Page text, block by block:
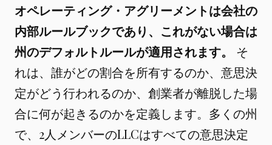
オペレーティング・アグリーメントは会社の
内部ルールブックであり、これがない場合は
州のデフォルトルールが適用されます。
そ
れは、誰がどの割合を所有するのか、意思決
定がどう行われるのか、創業者が離脱した場
合に何が起きるのかを定義します。多くの州
で、2人メンバーのLLCはすべての意思決定